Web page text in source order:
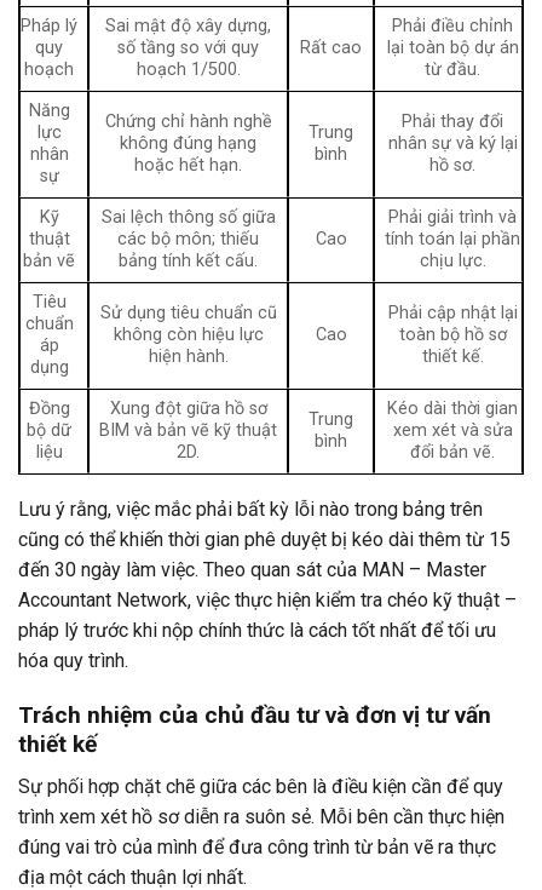
Pháp lý
quy
hoạch
Sai mật độ xây dựng,
số tầng so với quy
hoạch 1/500.
Rất cao
Phải điều chỉnh
lại toàn bộ dự án
từ đầu.
Năng
lực
nhân
sự
Chứng chỉ hành nghề
không đúng hạng
hoặc hết hạn.
Trung
bình
Phải thay đổi
nhân sự và ký lại
hồ sơ.
Kỹ
thuật
bản vẽ
Sai lệch thông số giữa
các bộ môn; thiếu
bảng tính kết cấu.
Cao
Phải giải trình và
tính toán lại phần
chịu lực.
Tiêu
chuẩn
áp
dụng
Sử dụng tiêu chuẩn cũ
không còn hiệu lực
hiện hành.
Cao
Phải cập nhật lại
toàn bộ hồ sơ
thiết kế.
Đồng
bộ dữ
liệu
Xung đột giữa hồ sơ
BIM và bản vẽ kỹ thuật
2D.
Trung
bình
Kéo dài thời gian
xem xét và sửa
đổi bản vẽ.
Lưu ý rằng, việc mắc phải bất kỳ lỗi nào trong bảng trên
cũng có thể khiến thời gian phê duyệt bị kéo dài thêm từ 15
đến 30 ngày làm việc. Theo quan sát của MAN – Master
Accountant Network, việc thực hiện kiểm tra chéo kỹ thuật –
pháp lý trước khi nộp chính thức là cách tốt nhất để tối ưu
hóa quy trình.
Trách nhiệm của chủ đầu tư và đơn vị tư vấn
thiết kế
Sự phối hợp chặt chẽ giữa các bên là điều kiện cần để quy
trình xem xét hồ sơ diễn ra suôn sẻ. Mỗi bên cần thực hiện
đúng vai trò của mình để đưa công trình từ bản vẽ ra thực
địa một cách thuận lợi nhất.